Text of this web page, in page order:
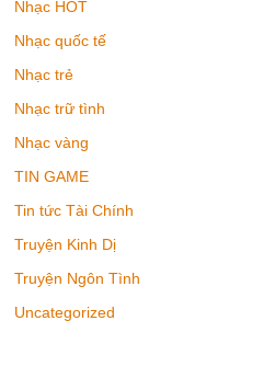
Nhạc HOT
Nhạc quốc tế
Nhạc trẻ
Nhạc trữ tình
Nhạc vàng
TIN GAME
Tin tức Tài Chính
Truyện Kinh Dị
Truyện Ngôn Tình
Uncategorized